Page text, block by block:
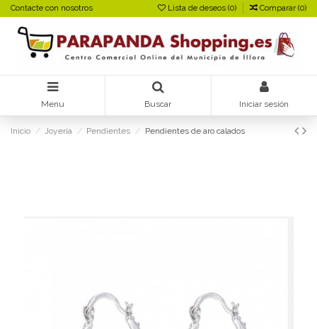
Contacte con nosotros Lista de deseos (0) Comparar (0)
Menu Buscar Iniciar sesión
Inicio Joyería Pendientes Pendientes de aro calados